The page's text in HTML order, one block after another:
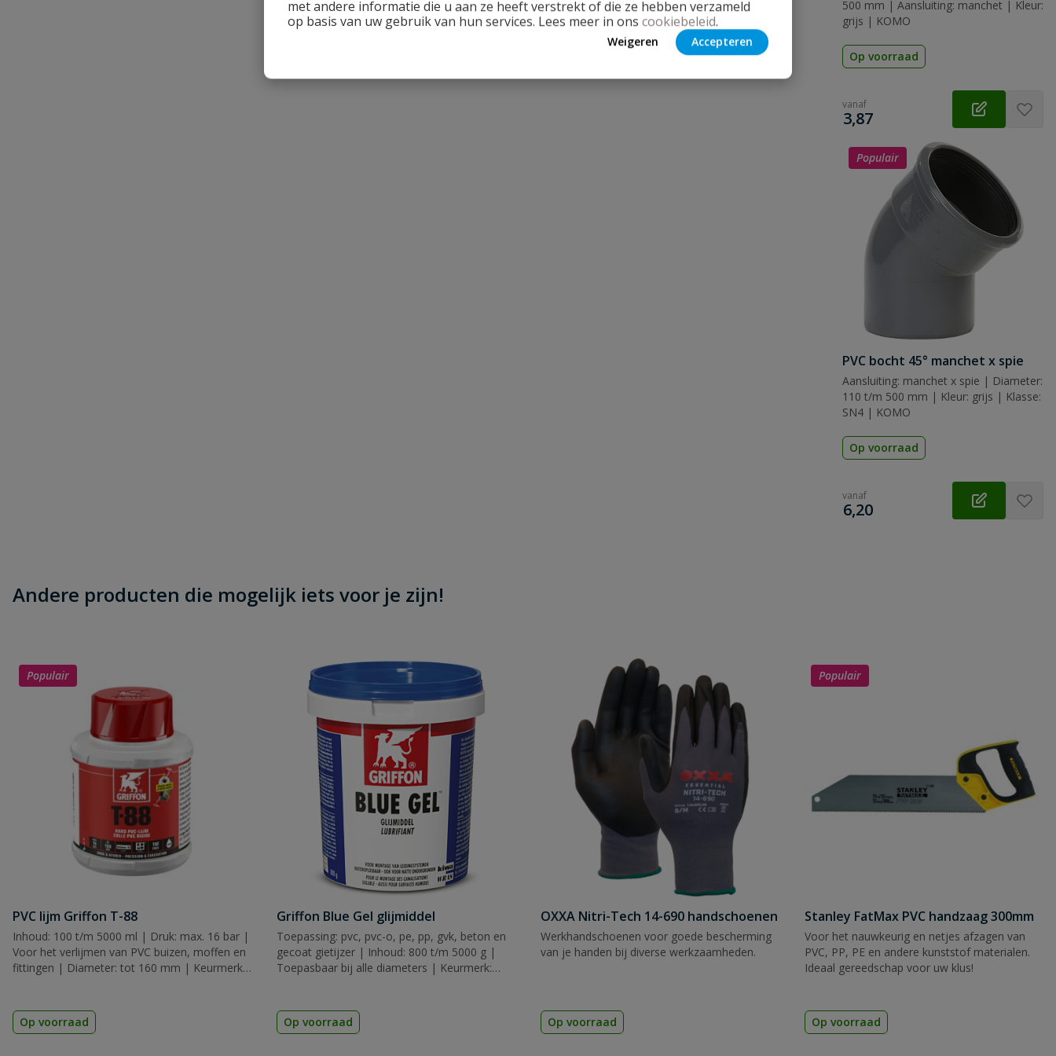
met andere informatie die u aan ze heeft verstrekt of die ze hebben verzameld
op basis van uw gebruik van hun services. Lees meer in ons cookiebeleid.
Weigeren Accepteren
500 mm | Aansluiting: manchet | Kleur:
grijs | KOMO
Op voorraad
vanaf
€
3,87
Populair
PVC bocht 45° manchet x spie
Aansluiting: manchet x spie | Diameter:
110 t/m 500 mm | Kleur: grijs | Klasse:
SN4 | KOMO
Op voorraad
vanaf
€
6,20
Andere producten die mogelijk iets voor je zijn!
Populair
PVC lijm Griffon T-88
Inhoud: 100 t/m 5000 ml | Druk: max. 16 bar |
Voor het verlijmen van PVC buizen, moffen en
fittingen | Diameter: tot 160 mm | Keurmerk:
Op voorraad
Griffon Blue Gel glijmiddel
Toepassing: pvc, pvc-o, pe, pp, gvk, beton en
gecoat gietijzer | Inhoud: 800 t/m 5000 g |
Toepasbaar bij alle diameters | Keurmerk:
Op voorraad
OXXA Nitri-Tech 14-690 handschoenen
Werkhandschoenen voor goede bescherming
van je handen bij diverse werkzaamheden.
Op voorraad
Populair
Stanley FatMax PVC handzaag 300mm
Voor het nauwkeurig en netjes afzagen van
PVC, PP, PE en andere kunststof materialen.
Ideaal gereedschap voor uw klus!
Op voorraad